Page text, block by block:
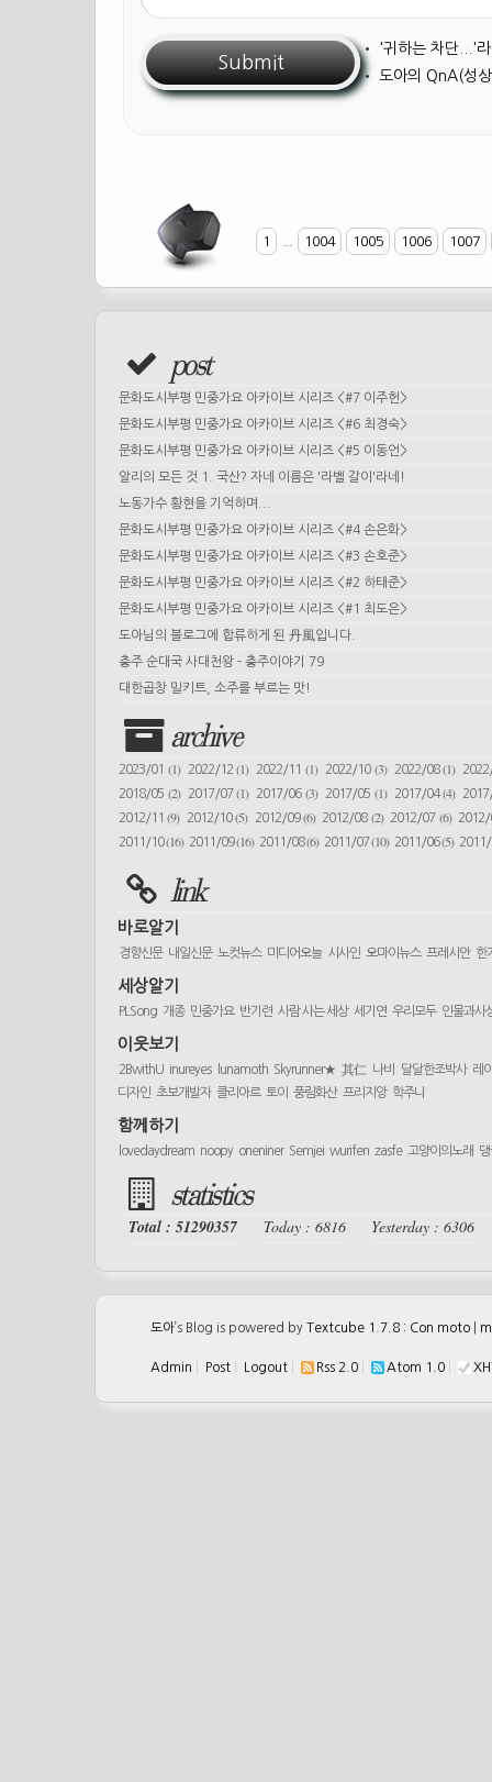
• '귀하는 차단...'
• 도아의 QnA(성
1 1004 1005 1006 1007
post
문화도시부평 민중가요 아카이브 시리즈 <#7 이주헌>
문화도시부평 민중가요 아카이브 시리즈 <#6 최경숙>
문화도시부평 민중가요 아카이브 시리즈 <#5 이동언>
알리의 모든 것 1. 국산? 자네 이름은 '라벨 갈이'라네!
노동가수 황현을 기억하며...
문화도시부평 민중가요 아카이브 시리즈 <#4 손은화>
문화도시부평 민중가요 아카이브 시리즈 <#3 손호준>
문화도시부평 민중가요 아카이브 시리즈 <#2 하태준>
문화도시부평 민중가요 아카이브 시리즈 <#1 최도은>
도아님의 블로그에 합류하게 된 丹風입니다.
충주 순대국 사대천왕 - 충주이야기 79
대한곱창 밀키트, 소주를 부르는 맛!
archive
2023/01 (1) 2022/12(1) 2022/11(1) 2022/10 (3) 2022/08(1)
2018/05 (2) 2017/07(1) 2017/06(3) 2017/05 (1) 2017/04(4)
2012/11(9) 2012/10(5) 2012/09(6) 2012/08 (2) 2012/07 (6)
2011/10(16) 2011/09(16) 2011/08(6) 2011/07(10) 2011/06(5)
link
바로알기
경향신문 내일신문 노컷뉴스 미디어오늘 시사인 오마이뉴스 프레시안 한
세상알기
PLSong 개종 민중가요 반기련 사람 사는 세상 세기연 우리모두 인물과사
이웃보기
2BwithU inureyes lunamoth Skyrunner★ 其仁 나비 달달한조박사 레
디자인 초보개발자 클리아르 토이 풍림화산 프리지앙 학주니
함께하기
lovedaydream noopy oneniner Semjei wurifen zasfe 고양이의노래
statistics
Total : 51290357 Today : 6816 Yesterday : 6306
도아’s Blog is powered by Textcube 1.7.8 : Con moto
Admin Post Logout Rss 2.0 Atom 1.0